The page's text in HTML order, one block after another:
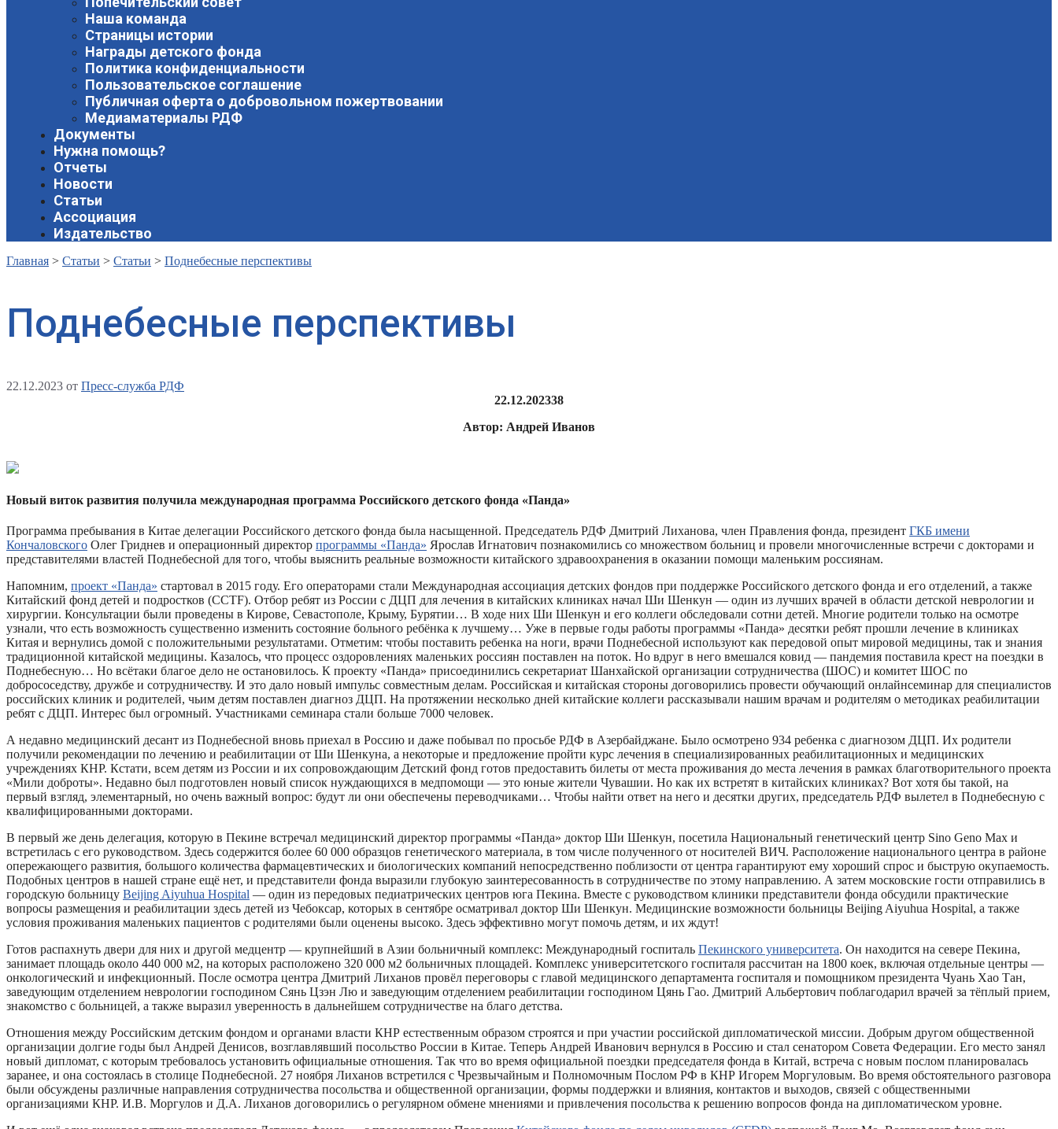
Наша команда
Страницы истории
Награды детского фонда
Политика конфиденциальности
Пользовательское соглашение
Публичная оферта о добровольном пожертвовании
Медиаматериалы РДФ
Документы
Нужна помощь?
Отчеты
Новости
Статьи
Ассоциация
Издательство
Главная > Статьи > Статьи > Поднебесные перспективы
Поднебесные перспективы
22.12.2023 от Пресс-служба РДФ
22.12.202338
Автор: Андрей Иванов
Новый виток развития получила международная программа Российского детского фонда «Панда»
Программа пребывания в Китае делегации Российского детского фонда была насыщенной. Председатель РДФ Дмитрий Лиханова, член Правления фонда, президент ГКБ имени
Кончаловского Олег Гриднев и операционный директор программы «Панда» Ярослав Игнатович познакомились со множеством больниц и провели многочисленные встречи с докторами и
представителями властей Поднебесной для того, чтобы выяснить реальные возможности китайского здравоохранения в оказании помощи маленьким россиянам.
Напомним, проект «Панда» стартовал в 2015 году. Его операторами стали Международная ассоциация детских фондов при поддержке Российского детского фонда и его отделений, а также
Китайский фонд детей и подростков (CCTF). Отбор ребят из России с ДЦП для лечения в китайских клиниках начал Ши Шенкун — один из лучших врачей в области детской неврологии и
хирургии. Консультации были проведены в Кирове, Севастополе, Крыму, Бурятии… В ходе них Ши Шенкун и его коллеги обследовали сотни детей. Многие родители только на осмотре
узнали, что есть возможность существенно изменить состояние больного ребёнка к лучшему… Уже в первые годы работы программы «Панда» десятки ребят прошли лечение в клиниках
Китая и вернулись домой с положительными результатами. Отметим: чтобы поставить ребенка на ноги, врачи Поднебесной используют как передовой опыт мировой медицины, так и знания
традиционной китайской медицины. Казалось, что процесс оздоровлениях маленьких россиян поставлен на поток. Но вдруг в него вмешался ковид — пандемия поставила крест на поездки в
Поднебесную… Но всётаки благое дело не остановилось. К проекту «Панда» присоединились секретариат Шанхайской организации сотрудничества (ШОС) и комитет ШОС по
добрососедству, дружбе и сотрудничеству. И это дало новый импульс совместным делам. Российская и китайская стороны договорились провести обучающий онлайнсеминар для специалистов
российских клиник и родителей, чьим детям поставлен диагноз ДЦП. На протяжении несколько дней китайские коллеги рассказывали нашим врачам и родителям о методиках реабилитации
ребят с ДЦП. Интерес был огромный. Участниками семинара стали больше 7000 человек.
А недавно медицинский десант из Поднебесной вновь приехал в Россию и даже побывал по просьбе РДФ в Азербайджане. Было осмотрено 934 ребенка с диагнозом ДЦП. Их родители
получили рекомендации по лечению и реабилитации от Ши Шенкуна, а некоторые и предложение пройти курс лечения в специализированных реабилитационных и медицинских
учреждениях КНР. Кстати, всем детям из России и их сопровождающим Детский фонд готов предоставить билеты от места проживания до места лечения в рамках благотворительного проекта
«Мили доброты». Недавно был подготовлен новый список нуждающихся в медпомощи — это юные жители Чувашии. Но как их встретят в китайских клиниках? Вот хотя бы такой, на
первый взгляд, элементарный, но очень важный вопрос: будут ли они обеспечены переводчиками… Чтобы найти ответ на него и десятки других, председатель РДФ вылетел в Поднебесную с
квалифицированными докторами.
В первый же день делегация, которую в Пекине встречал медицинский директор программы «Панда» доктор Ши Шенкун, посетила Национальный генетический центр Sino Geno Max и
встретилась с его руководством. Здесь содержится более 60 000 образцов генетического материала, в том числе полученного от носителей ВИЧ. Расположение национального центра в районе
опережающего развития, большого количества фармацевтических и биологических компаний непосредственно поблизости от центра гарантируют ему хороший спрос и быструю окупаемость.
Подобных центров в нашей стране ещё нет, и представители фонда выразили глубокую заинтересованность в сотрудничестве по этому направлению. А затем московские гости отправились в
городскую больницу Beijing Aiyuhua Hospital — один из передовых педиатрических центров юга Пекина. Вместе с руководством клиники представители фонда обсудили практические
вопросы размещения и реабилитации здесь детей из Чебоксар, которых в сентябре осматривал доктор Ши Шенкун. Медицинские возможности больницы Beijing Aiyuhua Hospital, а также
условия проживания маленьких пациентов с родителями были оценены высоко. Здесь эффективно могут помочь детям, и их ждут!
Готов распахнуть двери для них и другой медцентр — крупнейший в Азии больничный комплекс: Международный госпиталь Пекинского университета. Он находится на севере Пекина,
занимает площадь около 440 000 м2, на которых расположено 320 000 м2 больничных площадей. Комплекс университетского госпиталя рассчитан на 1800 коек, включая отдельные центры —
онкологический и инфекционный. После осмотра центра Дмитрий Лиханов провёл переговоры с главой медицинского департамента госпиталя и помощником президента Чуань Хао Тан,
заведующим отделением неврологии господином Сянь Цзэн Лю и заведующим отделением реабилитации господином Цянь Гао. Дмитрий Альбертович поблагодарил врачей за тёплый прием,
знакомство с больницей, а также выразил уверенность в дальнейшем сотрудничестве на благо детства.
Отношения между Российским детским фондом и органами власти КНР естественным образом строятся и при участии российской дипломатической миссии. Добрым другом общественной
организации долгие годы был Андрей Денисов, возглавлявший посольство России в Китае. Теперь Андрей Иванович вернулся в Россию и стал сенатором Совета Федерации. Его место занял
новый дипломат, с которым требовалось установить официальные отношения. Так что во время официальной поездки председателя фонда в Китай, встреча с новым послом планировалась
заранее, и она состоялась в столице Поднебесной. 27 ноября Лиханов встретился с Чрезвычайным и Полномочным Послом РФ в КНР Игорем Моргуловым. Во время обстоятельного разговора
были обсуждены различные направления сотрудничества посольства и общественной организации, формы поддержки и влияния, контактов и выходов, связей с общественными
организациями КНР. И.В. Моргулов и Д.А. Лиханов договорились о регулярном обмене мнениями и привлечения посольства к решению вопросов фонда на дипломатическом уровне.